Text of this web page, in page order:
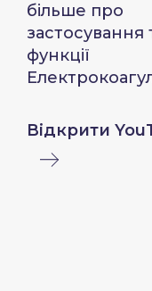
більше про
застосування
функції
Відкрити